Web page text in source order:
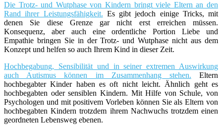
Die Trotz- und Wutphase von Kindern bringt viele Eltern an den
Rand ihrer Leistungsfähigkeit. Es gibt jedoch einige Tricks, mit
denen Sie diese Grenze gar nicht erst erreichen müssen.
Konsequenz, aber auch eine ordentliche Portion Liebe und
Empathie bringen Sie in der Trotz- und Wutphase nicht aus dem
Konzept und helfen so auch Ihrem Kind in dieser Zeit.
Hochbegabung, Sensibilität und in seiner extremen Auswirkung
auch Autismus können im Zusammenhang stehen. Eltern
hochbegabter Kinder haben es oft nicht leicht. Ähnlich geht es
hochbegabten oder sensiblen Kindern. Mit Hilfe von Schule, von
Psychologen und mit positivem Vorleben können Sie als Eltern von
hochbegabten Kindern trotzdem ihrem Nachwuchs trotzdem einen
geordneten Lebensweg ebenen.